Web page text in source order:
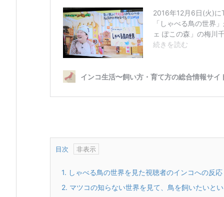
目次
1. しゃべる鳥の世界を見た視聴者のインコへの反応
2. マツコの知らない世界を見て、鳥を飼いたいと